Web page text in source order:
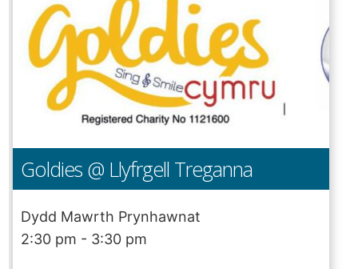
Goldies @ Llyfrgell Treganna
Dydd Mawrth Prynhawnat
2:30 pm - 3:30 pm